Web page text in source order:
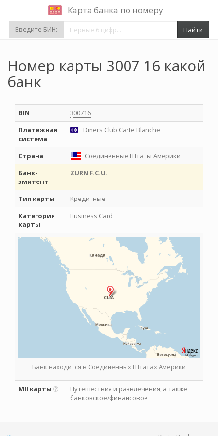
Карта банка по номеру
Введите БИН: Найти
Номер карты 3007 16 какой
банк
BIN
300716
Платежная
система
Diners Club Carte Blanche
Страна
Соединенные Штаты Америки
Банк-
эмитент
ZURN F.C.U.
Тип карты
Кредитные
Категория
карты
Business Card
Банк находится в Соединенных Штатах Америки
MII карты
Путешествия и развлечения, а также
банковское/финансовое